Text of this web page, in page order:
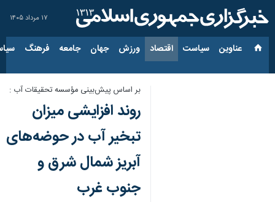
۱۷ مرداد ۱۴۰۵
عناوین‌ سیاست اقتصاد ورزش جهان جامعه فرهنگ
بر اساس پیش‌بینی مؤسسه تحقیقات آب :
روند افزایشی میزان
تبخیر آب در حوضه‌های
آبریز شمال شرق و
جنوب غرب